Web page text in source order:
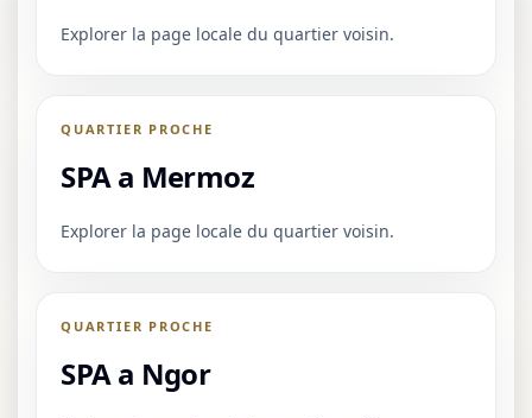
Explorer la page locale du quartier voisin.
QUARTIER PROCHE
SPA a Mermoz
Explorer la page locale du quartier voisin.
QUARTIER PROCHE
SPA a Ngor